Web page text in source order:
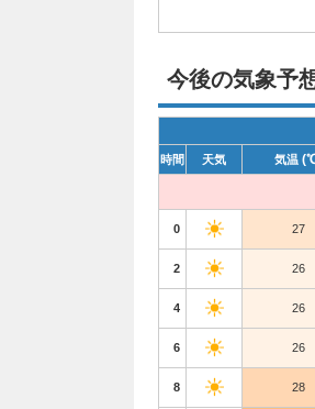
今後の気象予
時間 天気 気温
0 27
2 26
4 26
6 26
8 28